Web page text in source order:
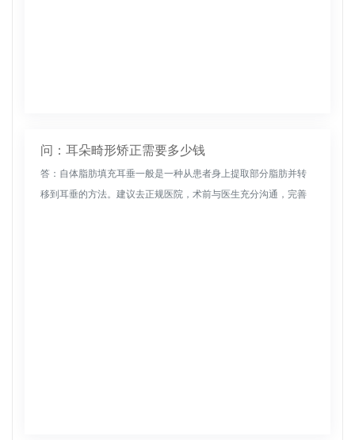
问：耳朵畸形矫正需要多少钱
答：自体脂肪填充耳垂一般是一种从患者身上提取部分脂肪并转
移到耳垂的方法。建议去正规医院，术前与医生充分沟通，完善